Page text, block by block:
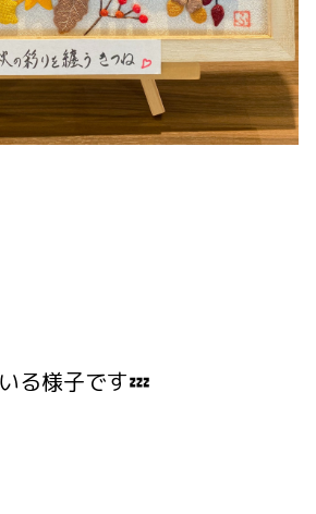
る様子です💤